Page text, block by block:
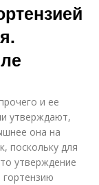
и ее
утверждают,
она на
поскольку для
утверждение
гортензию